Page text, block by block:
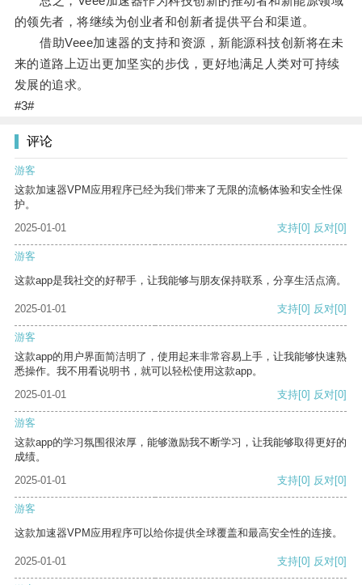
的领先者，将继续为创业者和创新者提供平台和渠道。
借助Veee加速器的支持和资源，新能源科技创新将在未
来的道路上迈出更加坚实的步伐，更好地满足人类对可持续
发展的追求。
#3#
评论
游客
这款加速器VPM应用程序已经为我们带来了无限的流畅体验和安全性保
护。
2025-01-01
支持[0] 反对[0]
游客
这款app是我社交的好帮手，让我能够与朋友保持联系，分享生活点滴。
2025-01-01 支持[0] 反对[0]
游客
这款app的用户界面简洁明了，使用起来非常容易上手，让我能够快速熟
悉操作。我不用看说明书，就可以轻松使用这款app。
2025-01-01
支持[0] 反对[0]
游客
这款app的学习氛围很浓厚，能够激励我不断学习，让我能够取得更好的
成绩。
2025-01-01
支持[0] 反对[0]
游客
这款加速器VPM应用程序可以给你提供全球覆盖和最高安全性的连接。
2025-01-01 支持[0] 反对[0]